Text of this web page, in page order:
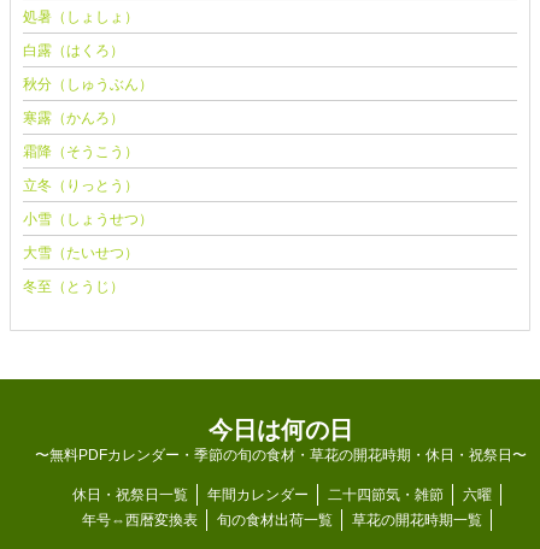
処暑（しょしょ）
白露（はくろ）
秋分（しゅうぶん）
寒露（かんろ）
霜降（そうこう）
立冬（りっとう）
小雪（しょうせつ）
大雪（たいせつ）
冬至（とうじ）
今日は何の日
〜無料PDFカレンダー・季節の旬の食材・草花の開花時期・休日・祝祭日〜
休日・祝祭日一覧 年間カレンダー 二十四節気・雑節
六曜
年号⇔西暦変換表
旬の食材出荷一覧 草花の開花時期一覧